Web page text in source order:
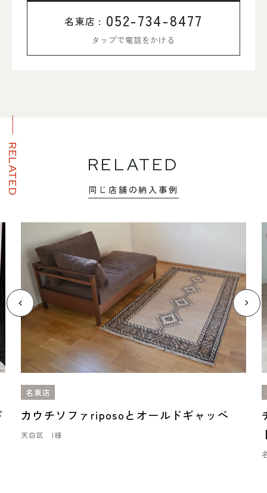
名東店 : 052-734-8477
タップで電話をかける
RELATED RELATED
同じ店舗の納入事例
名東店
カウチソファriposoとオールドギャッベ
天白区 I様